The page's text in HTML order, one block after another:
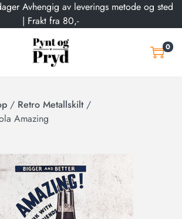
Avhengig av leverings metode og sted
| Frakt fra 80,-
0
/ Retro Metallskilt /
Amazing